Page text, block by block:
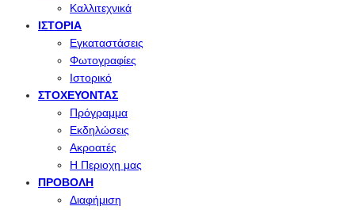
Καλλιτεχνικά
ΙΣΤΟΡΊΑ
Εγκαταστάσεις
Φωτογραφίες
Ιστορικό
ΣΤΟΧΕΎΟΝΤΑΣ
Πρόγραμμα
Εκδηλώσεις
Ακροατές
Η Περιοχη μας
ΠΡΟΒΟΛΉ
Διαφήμιση